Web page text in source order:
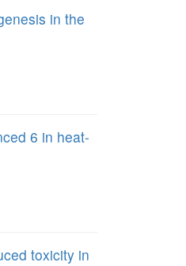
in the
6 in heat-
toxicity in